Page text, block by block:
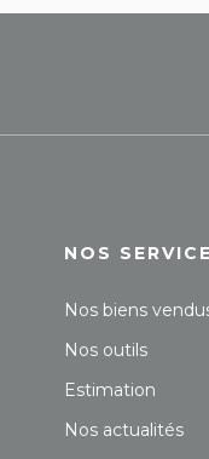
NOS
Nos biens
Nos outils
Estimation
Nos actualités